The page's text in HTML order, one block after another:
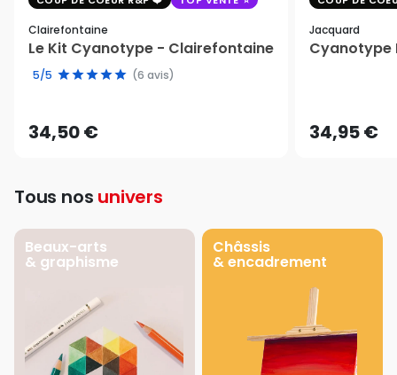
Clairefontaine
Le Kit Cyanotype - Clairefontaine
5/5 (6 avis)
34,50 €
Jacquard
Cyanotype
34,95 €
Tous nos univers
Beaux-arts
& graphisme
Châssis
& encadrement